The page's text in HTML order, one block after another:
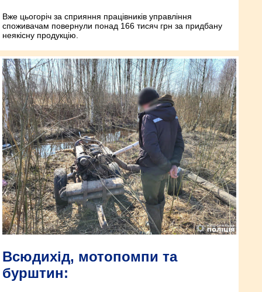
Вже цьогоріч за сприяння працівників управління
споживачам повернули понад 166 тисяч грн за придбану
неякісну продукцію.
Всюдихід, мотопомпи та
бурштин: